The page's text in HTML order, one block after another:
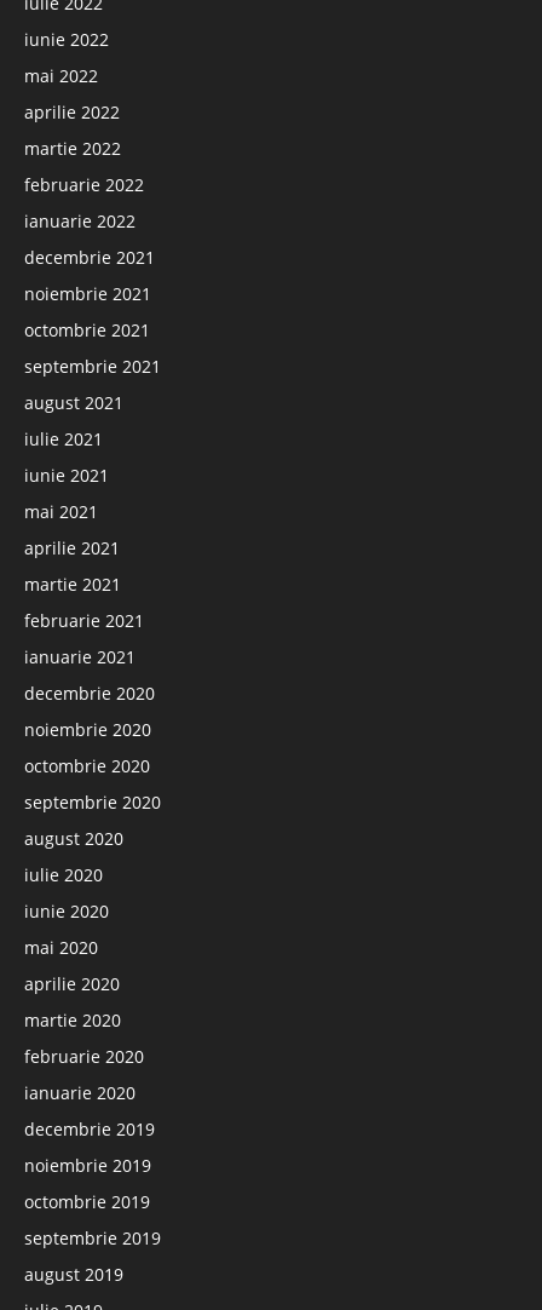
iunie 2022
mai 2022
aprilie 2022
martie 2022
februarie 2022
ianuarie 2022
decembrie 2021
noiembrie 2021
octombrie 2021
septembrie 2021
august 2021
iulie 2021
iunie 2021
mai 2021
aprilie 2021
martie 2021
februarie 2021
ianuarie 2021
decembrie 2020
noiembrie 2020
octombrie 2020
septembrie 2020
august 2020
iulie 2020
iunie 2020
mai 2020
aprilie 2020
martie 2020
februarie 2020
ianuarie 2020
decembrie 2019
noiembrie 2019
octombrie 2019
septembrie 2019
august 2019